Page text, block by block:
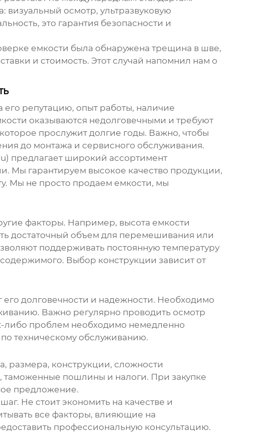
визуальный осмотр, ультразвуковую
это гарантия безопасности и
емкости была обнаружена трещина в шве,
и стоимость. Этот случай напомнил нам о
репутацию, опыт работы, наличие
оказываются недолговечными и требуют
прослужит долгие годы. Важно, чтобы
до монтажа и сервисного обслуживания.
предлагает широкий ассортимент
Мы гарантируем высокое качество продукции,
Мы не просто продаем емкости, мы
факторы. Например, высота емкости
достаточный объем для перемешивания или
поддерживать постоянную температуру
Выбор конструкции зависит от
его долговечности и надежности. Необходимо
Важно регулярно проводить осмотр
либо проблем необходимо немедленно
техническому обслуживанию.
размера, конструкции, сложности
таможенные пошлины и налоги. При закупке
предложение.
Не стоит экономить на качестве и
все факторы, влияющие на
профессиональную консультацию.